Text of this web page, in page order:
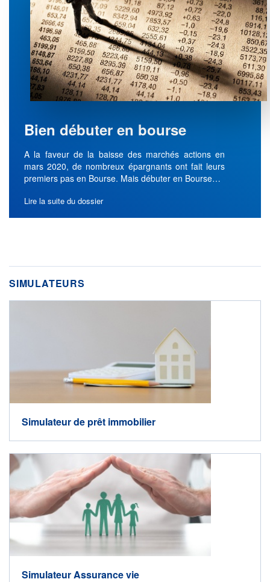
Bien débuter en bourse
A la faveur de la baisse des marchés actions en
mars 2020, de nombreux épargnants ont fait leurs
premiers pas en Bourse. Mais débuter en Bourse…
Lire la suite du dossier
SIMULATEURS
Simulateur de prêt immobilier
Simulateur Assurance vie